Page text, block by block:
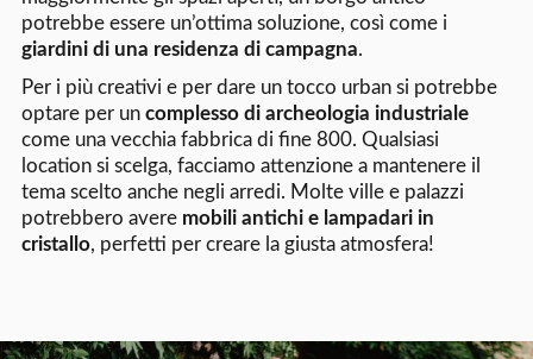
potrebbe essere un’ottima soluzione, così come i
giardini di una residenza di campagna.
Per i più creativi e per dare un tocco urban si potrebbe
optare per un complesso di archeologia industriale
come una vecchia fabbrica di fine 800. Qualsiasi
location si scelga, facciamo attenzione a mantenere il
tema scelto anche negli arredi. Molte ville e palazzi
potrebbero avere mobili antichi e lampadari in
cristallo, perfetti per creare la giusta atmosfera!